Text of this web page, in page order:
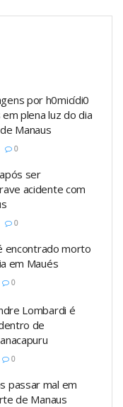
por h0micídi0
plena luz do dia
Manaus
0
ser
acidente com
0
encontrado morto
em Maués
0
Lombardi é
de
0
passar mal em
de Manaus